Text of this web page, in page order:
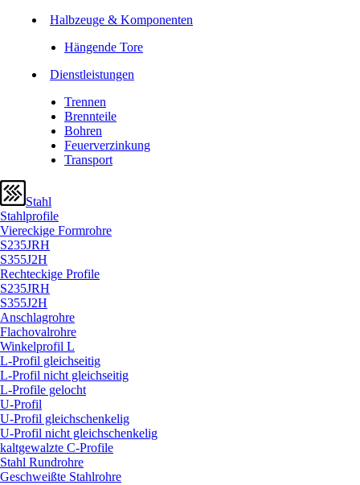
Halbzeuge & Komponenten
Hängende Tore
Dienstleistungen
Trennen
Brennteile
Bohren
Feuerverzinkung
Transport
Stahl
Stahlprofile
Viereckige Formrohre
S235JRH
S355J2H
Rechteckige Profile
S235JRH
S355J2H
Anschlagrohre
Flachovalrohre
Winkelprofil L
L-Profil gleichseitig
L-Profil nicht gleichseitig
L-Profile gelocht
U-Profil
U-Profil gleichschenkelig
U-Profil nicht gleichschenkelig
kaltgewalzte C-Profile
Stahl Rundrohre
Geschweißte Stahlrohre